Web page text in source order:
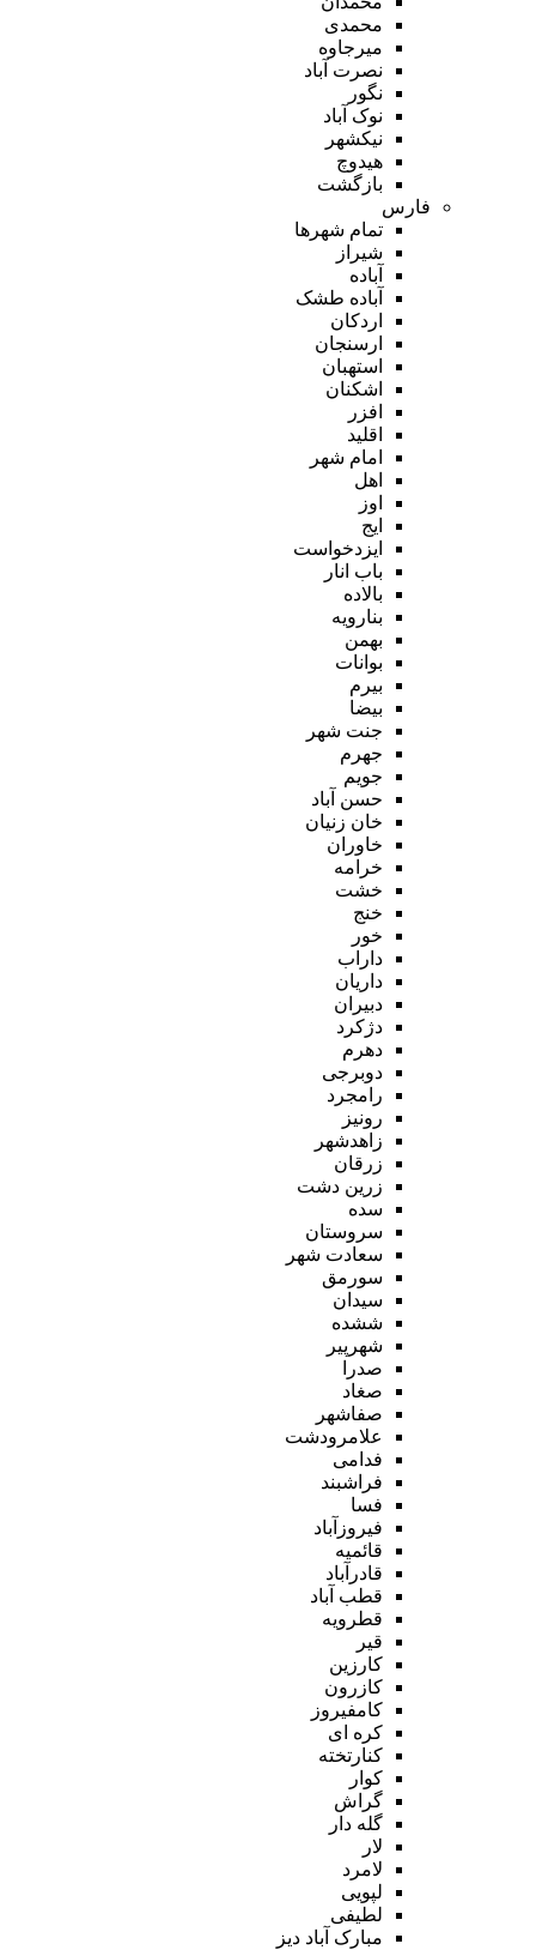
محمدی
میرجاوه
نصرت آباد
نگور
نوک آباد
نیکشهر
هیدوچ
بازگشت
فارس
تمام شهر‌ها
شیراز
آباده
آباده طشک
اردکان
ارسنجان
استهبان
اشکنان
افزر
اقلید
امام شهر
اهل
اوز
ایج
ایزدخواست
باب انار
بالاده
بنارویه
بهمن
بوانات
بیرم
بیضا
جنت شهر
جهرم
جویم
حسن آباد
خان زنیان
خاوران
خرامه
خشت
خنج
خور
داراب
داریان
دبیران
دژکرد
دهرم
دوبرجی
رامجرد
رونیز
زاهدشهر
زرقان
زرین دشت
سده
سروستان
سعادت شهر
سورمق
سیدان
ششده
شهرپیر
صدرا
صغاد
صفاشهر
علامرودشت
فدامی
فراشبند
فسا
فیروزآباد
قائمیه
قادرآباد
قطب آباد
قطرویه
قیر
کارزین
کازرون
کامفیروز
کره ای
کنارتخته
کوار
گراش
گله دار
لار
لامرد
لپویی
لطیفی
مبارک آباد دیز